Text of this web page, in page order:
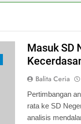
Masuk SD
Balita Ceria
Pertimbangan
rata ke SD
analisis